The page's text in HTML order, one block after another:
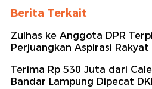
Berita Terkait
Zulhas ke Anggota DPR
Perjuangkan Aspirasi Rakyat
Terima Rp 530 Juta dari
Bandar Lampung Dipecat